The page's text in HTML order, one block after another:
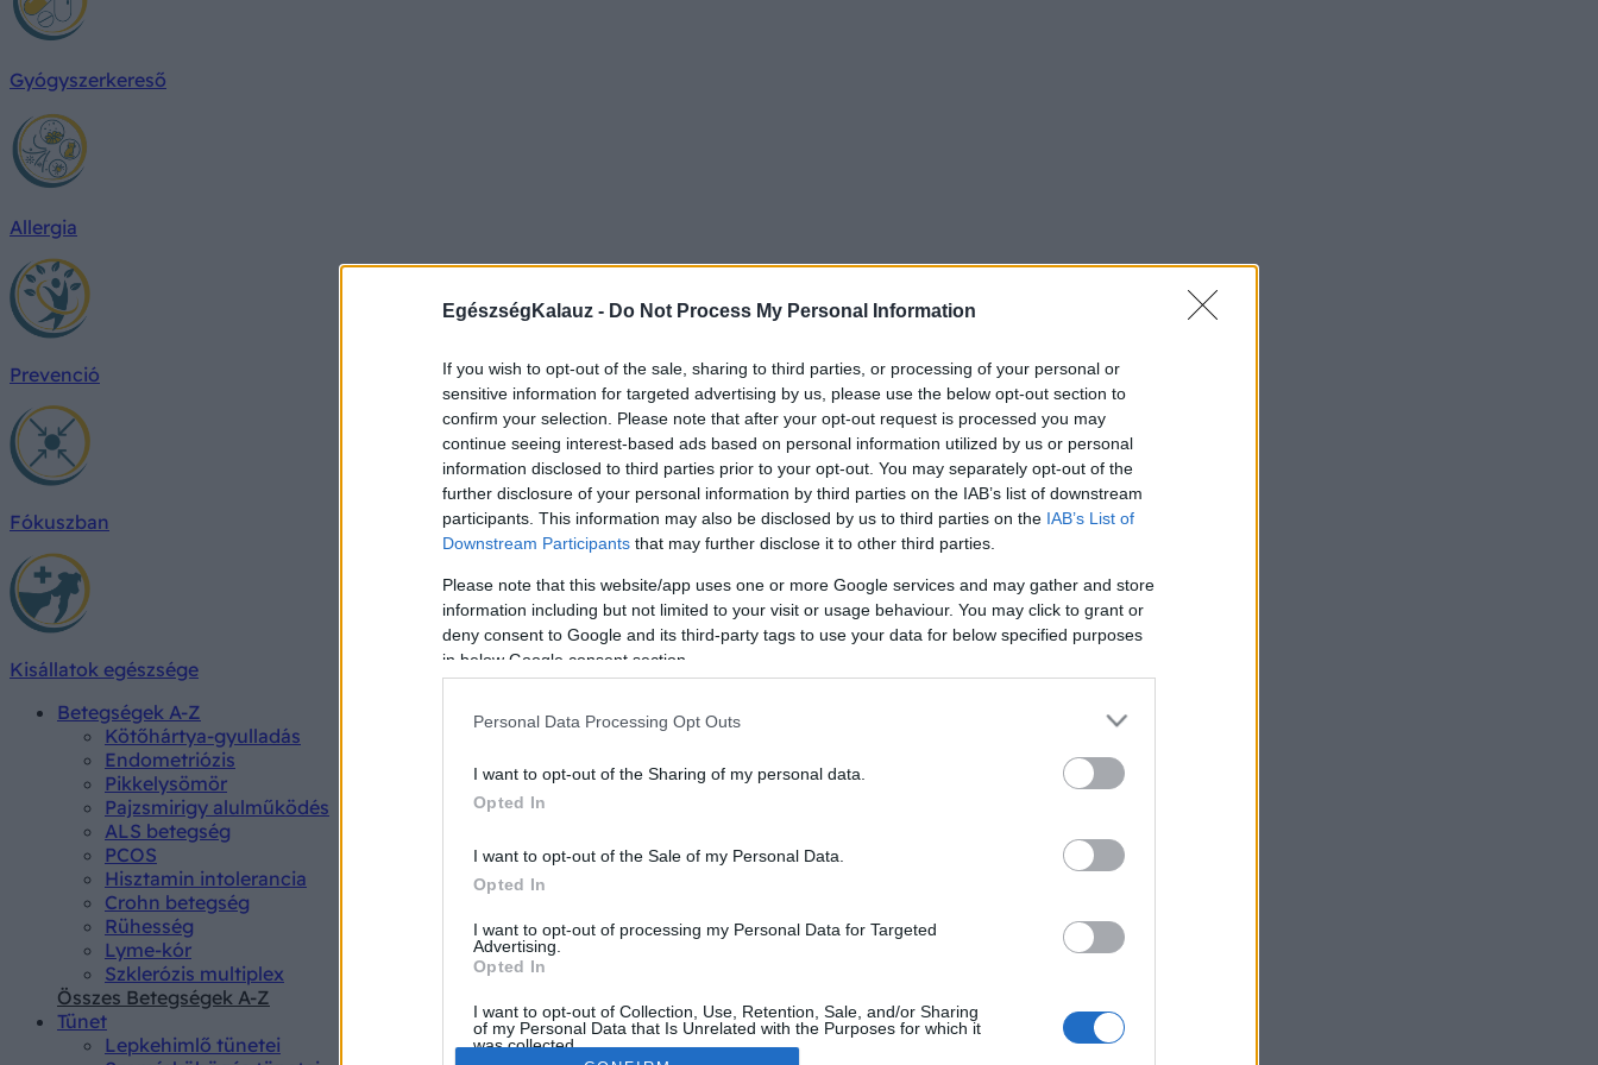
EgészségKalauz - Do Not Process My Personal Information
If you wish to opt-out of the sale, sharing to third parties, or processing of your personal or
sensitive information for targeted advertising by us, please use the below opt-out section to
confirm your selection. Please note that after your opt-out request is processed you may
continue seeing interest-based ads based on personal information utilized by us or personal
information disclosed to third parties prior to your opt-out. You may separately opt-out of the
further disclosure of your personal information by third parties on the IAB’s list of downstream
participants. This information may also be disclosed by us to third parties on the IAB’s List of
Downstream Participants that may further disclose it to other third parties.
Please note that this website/app uses one or more Google services and may gather and store
information including but not limited to your visit or usage behaviour. You may click to grant or
deny consent to Google and its third-party tags to use your data for below specified purposes
in below Google consent section.
Personal Data Processing Opt Outs
I want to opt-out of the Sharing of my personal data.
Opted In
I want to opt-out of the Sale of my Personal Data.
Opted In
I want to opt-out of processing my Personal Data for Targeted
Advertising.
Opted In
I want to opt-out of Collection, Use, Retention, Sale, and/or Sharing
of my Personal Data that Is Unrelated with the Purposes for which it
was collected.
Gyógyszerkereső
Allergia
Prevenció
Fókuszban
Kisállatok egészsége
Betegségek A-Z
Kötőhártya-gyulladás
Endometriózis
Pikkelysömör
Pajzsmirigy alulműködés
ALS betegség
PCOS
Hisztamin intolerancia
Crohn betegség
Rühesség
Lyme-kór
Szklerózis multiplex
Összes Betegségek A-Z
Tünet
Lepkehimlő tünetei